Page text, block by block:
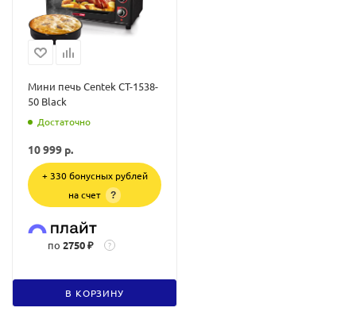
Мини печь Centek CT-1538-
50 Black
Достаточно
10 999 р.
+ 330 бонусных рублей
на счет
?
по 2750 ₽ ?
В КОРЗИНУ